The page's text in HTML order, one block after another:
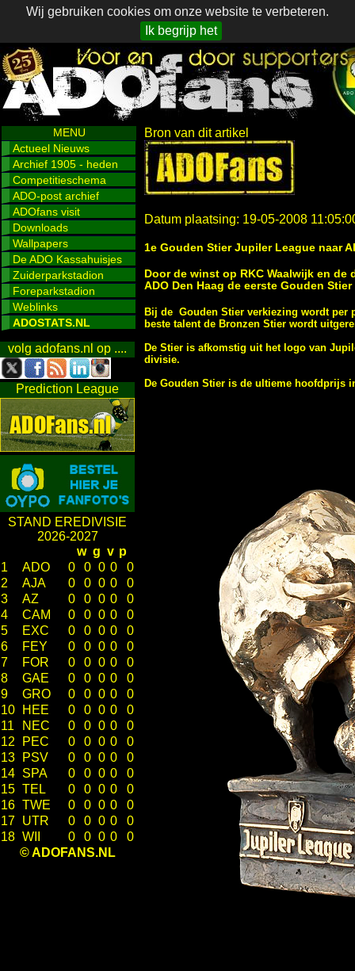
Wij gebruiken cookies om onze website te verbeteren.
Ik begrijp het
MENU
Actueel Nieuws
Archief 1905 - heden
Competitieschema
ADO-post archief
ADOfans visit
Downloads
Wallpapers
De ADO Kassahuisjes
Zuiderparkstadion
Foreparkstadion
Weblinks
ADOSTATS.NL
volg adofans.nl op ....
Prediction League
STAND EREDIVISIE
2026-2027
w g v p
1
ADO 0 0 0 0
0
2
AJA 0 0 0 0
0
3
AZ 0 0 0 0
0
4
CAM 0 0 0 0
0
5
EXC 0 0 0 0
0
6
FEY 0 0 0 0
0
7
FOR 0 0 0 0
0
8
GAE 0 0 0 0
0
9
GRO 0 0 0 0
0
10
HEE 0 0 0 0
0
11
NEC 0 0 0 0
0
12
PEC 0 0 0 0
0
13
PSV 0 0 0 0
0
14 SPA 0 0 0 0
0
15 TEL 0 0 0 0
0
16 TWE 0 0 0 0
0
17 UTR 0 0 0 0
0
18 WII 0 0 0 0
0
© ADOFANS.NL
Bron van dit artikel
Datum plaatsing: 19-05-2008
1e Gouden Stier Jupiler League naar
Door de winst op RKC Waalwijk en
ADO Den Haag de eerste Gouden
Bij de Gouden Stier verkiezing wordt per
beste talent de Bronzen Stier wordt
De Stier is afkomstig uit het logo van
divisie.
De Gouden Stier is de ultieme hoofdprijs